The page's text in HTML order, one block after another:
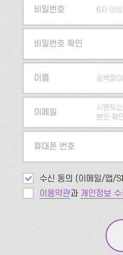
5자 이
비밀번호 6자 이
비밀번호 확인
이름 공백없
이메일
시멘토
본인 확
휴대폰 번호
수신 동의 (이메일/앱/
이용약관과 개인정보